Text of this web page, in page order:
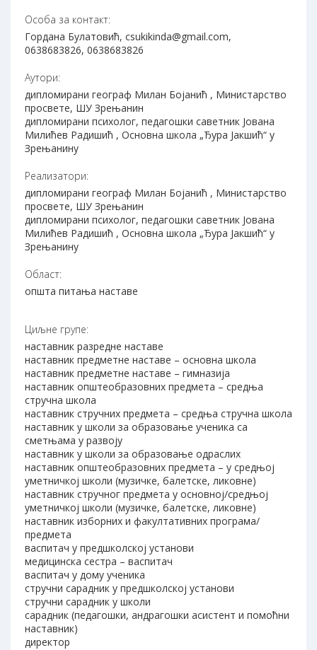
Особа за контакт:
Гордана Булатовић, csukikinda@gmail.com,
0638683826, 0638683826
Аутори:
дипломирани географ Милан Бојанић , Министарство
просвете, ШУ Зрењанин
дипломирани психолог, педагошки саветник Јована
Милићев Радишић , Основна школа „Ђура Јакшић“ у
Зрењанину
Реализатори:
дипломирани географ Милан Бојанић , Министарство
просвете, ШУ Зрењанин
дипломирани психолог, педагошки саветник Јована
Милићев Радишић , Основна школа „Ђура Јакшић“ у
Зрењанину
Област:
општа питања наставе
Циљне групе:
наставник разредне наставе
наставник предметне наставе – основна школа
наставник предметне наставе – гимназија
наставник општеобразовних предмета – средња
стручна школа
наставник стручних предмета – средња стручна школа
наставник у школи за образовање ученика са
сметњама у развоју
наставник у школи за образовање одраслих
наставник општеобразовних предмета – у средњој
уметничкој школи (музичке, балетске, ликовне)
наставник стручног предмета у основној/средњој
уметничкој школи (музичке, балетске, ликовне)
наставник изборних и факултативних програма/
предмета
васпитач у предшколској установи
медицинска сестра – васпитач
васпитач у дому ученика
стручни сарадник у предшколској установи
стручни сарадник у школи
сарадник (педагошки, андрагошки асистент и помоћни
наставник)
директор